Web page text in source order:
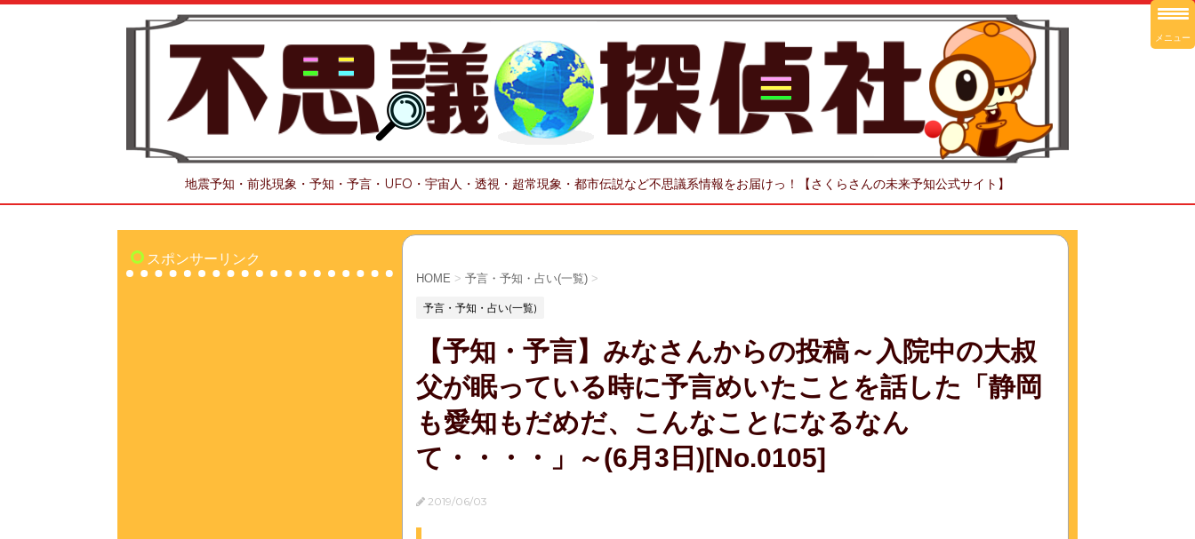
地震予知・前兆現象・予知・予言・UFO・宇宙人・透視・超常現象・都市伝説など不思議系情報をお届けっ！【さくらさんの未来予知公式サイト】
HOME > 予言・予知・占い(一覧) >
予言・予知・占い(一覧)
【予知・予言】みなさんからの投稿～入院中の大叔
父が眠っている時に予言めいたことを話した「静岡
も愛知もだめだ、こんなことになるなん
て・・・・」～(6月3日)[No.0105]
2019/06/03
スポンサーリンク
メニュー